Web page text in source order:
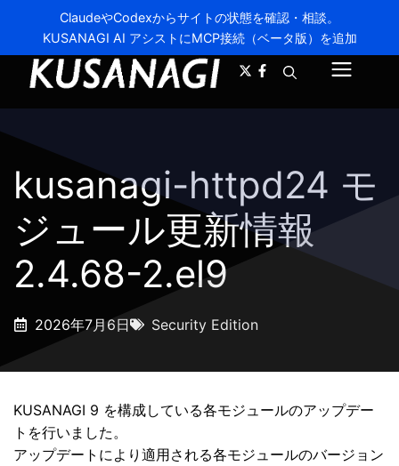
ClaudeやCodexからサイトの状態を確認・相談。
KUSANAGI AI アシストにMCP接続（ベータ版）を追加
ニ
ー
kusanagi-httpd24 モ
ジュール更新情報
2.4.68-2.el9
2026年7月6日 Security Edition
KUSANAGI 9 を構成している各モジュールのアップデー
トを行いました。
アップデートにより適用される各モジュールのバージョン
A- A+